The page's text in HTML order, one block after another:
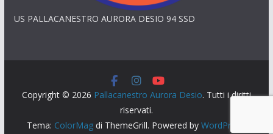
US PALLACANESTRO AURORA DESIO 94 SSD
Copyright © 2026 Pallacanestro Aurora Desio. Tutti i diritti
riservati.
Tema: ColorMagdi ThemeGrill. Powered by WordPress